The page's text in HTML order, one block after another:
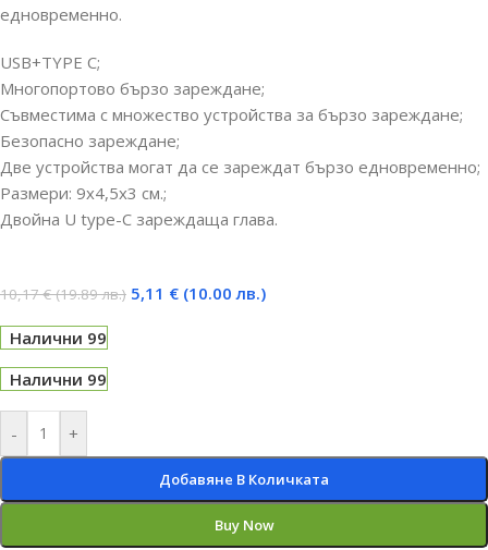
едновременно.
USB+TYPE C;
Многопортово бързо зареждане;
Съвместима с множество устройства за бързо зареждане;
Безопасно зареждане;
Две устройства могат да се зареждат бързо едновременно;
Размери: 9х4,5х3 см.;
Двойна U type-C зареждаща глава.
10,17€ (19.89 лв.) 5,11 € (10.00 лв.)
Налични 99
Налични 99
- +
Добавяне В Количката
Buy Now